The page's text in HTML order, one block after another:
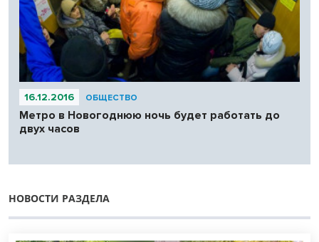
16.12.2016 ОБЩЕСТВО
Метро в Новогоднюю ночь будет работать до
двух часов
НОВОСТИ РАЗДЕЛА